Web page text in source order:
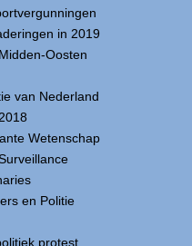
in 2019
Oosten
van Nederland
2018
Wetenschap
en Politie
protest